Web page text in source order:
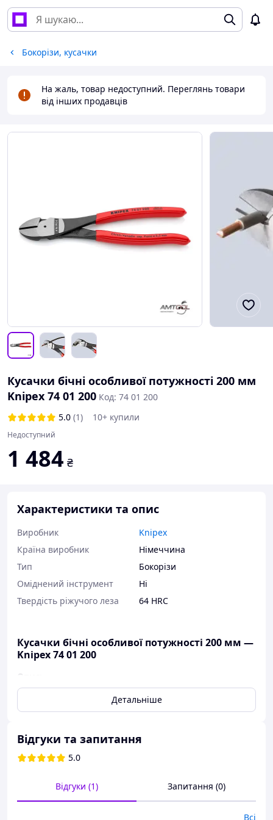
Бокорізи, кусачки
На жаль, товар недоступний. Переглянь товари
від інших продавців
Кусачки бічні особливої потужності 200 мм
Knipex 74 01 200 Код: 74 01 200
5.0 (1) 10+ купили
Недоступний
1 484 ₴
Характеристики та опис
Виробник
Knipex
Країна виробник
Німеччина
Тип
Бокорізи
Оміднений інструмент
Ні
Твердість ріжучого леза
64 HRC
Кусачки бічні особливої потужності 200 мм —
Knipex 74 01 200
Опис:
Для найвищих тривалих навантажень
Висока різальна здатність за меншої витрати
важелів і ергономічній конструкції ручок
Прецизійні різальні крайки твердістю
рояльною струною
Високоякісна хромо-ванадієва сталь, кована,
Детальніше
Відгуки та запитання
5.0
Відгуки (1) Запитання (0)
Всі